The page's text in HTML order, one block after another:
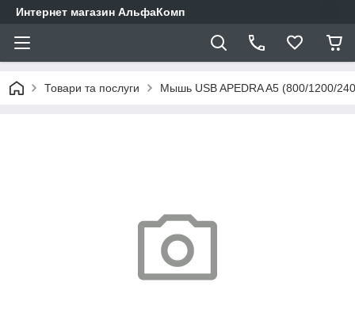
Интернет магазин АльфаКомп
Товари та послуги Мышь USB APEDRA A5 (800/1200/